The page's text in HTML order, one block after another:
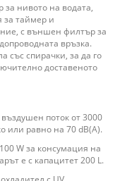
за нивото на водата,
за таймер и
с външен филтър за
връзка.
със спирачки, за да го
доставеното
поток от 3000
или равно на 70 dB(A).
W за консумация на
е с капацитет 200 L.